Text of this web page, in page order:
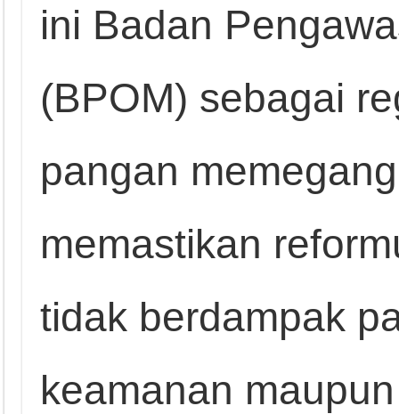
ini Badan
(BPOM) sebagai
pangan
memastikan
tidak berdampak
keamanan